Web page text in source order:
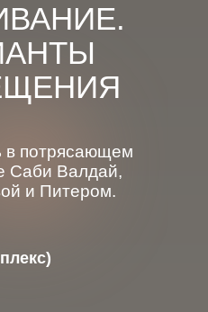
потрясающем
Саби Валдай,
и Питером.